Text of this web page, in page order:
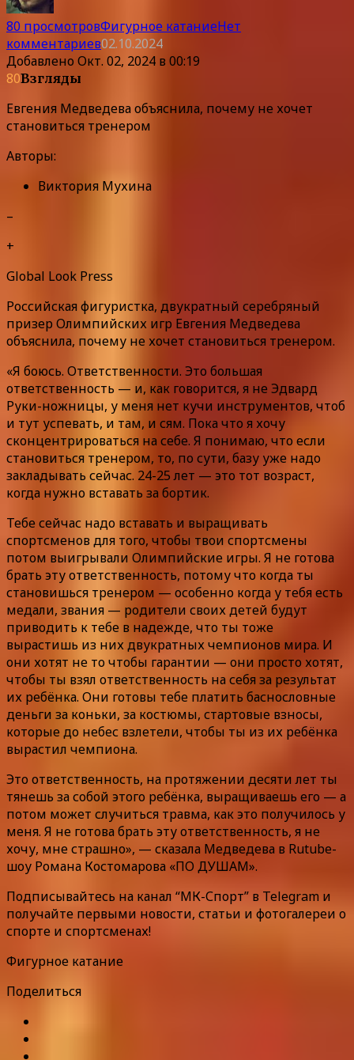
80 просмотровФигурное катаниеНет
комментариев02.10.2024
Добавлено Окт. 02, 2024 в 00:19
80Взгляды
Евгения Медведева объяснила, почему не хочет
становиться тренером
Авторы:
Виктория Мухина
–
+
Global Look Press
Российская фигуристка, двукратный серебряный
призер Олимпийских игр Евгения Медведева
объяснила, почему не хочет становиться тренером.
«Я боюсь. Ответственности. Это большая
ответственность — и, как говорится, я не Эдвард
Руки-ножницы, у меня нет кучи инструментов, чтоб
и тут успевать, и там, и сям. Пока что я хочу
сконцентрироваться на себе. Я понимаю, что если
становиться тренером, то, по сути, базу уже надо
закладывать сейчас. 24-25 лет — это тот возраст,
когда нужно вставать за бортик.
Тебе сейчас надо вставать и выращивать
спортсменов для того, чтобы твои спортсмены
потом выигрывали Олимпийские игры. Я не готова
брать эту ответственность, потому что когда ты
становишься тренером — особенно когда у тебя есть
медали, звания — родители своих детей будут
приводить к тебе в надежде, что ты тоже
вырастишь из них двукратных чемпионов мира. И
они хотят не то чтобы гарантии — они просто хотят,
чтобы ты взял ответственность на себя за результат
их ребёнка. Они готовы тебе платить баснословные
деньги за коньки, за костюмы, стартовые взносы,
которые до небес взлетели, чтобы ты из их ребёнка
вырастил чемпиона.
Это ответственность, на протяжении десяти лет ты
тянешь за собой этого ребёнка, выращиваешь его — а
потом может случиться травма, как это получилось у
меня. Я не готова брать эту ответственность, я не
хочу, мне страшно», — сказала Медведева в Rutube-
шоу Романа Костомарова «ПО ДУШАМ».
Подписывайтесь на канал “МК-Спорт” в Telegram и
получайте первыми новости, статьи и фотогалереи о
спорте и спортсменах!
Фигурное катание
Поделиться